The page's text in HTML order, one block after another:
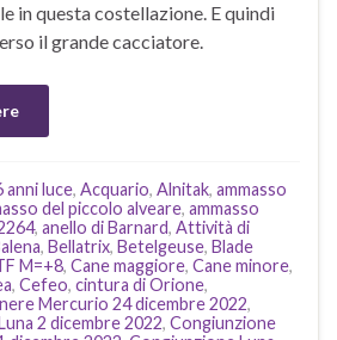
in questa costellazione. E quindi
il grande cacciatore.
anni luce, Acquario, Alnitak, ammasso
del piccolo alveare, ammasso
, anello di Barnard, Attività di
, Bellatrix, Betelgeuse, Blade
M=+8, Cane maggiore, Cane minore,
, Cefeo, cintura di Orione,
Mercurio 24 dicembre 2022,
2 dicembre 2022, Congiunzione